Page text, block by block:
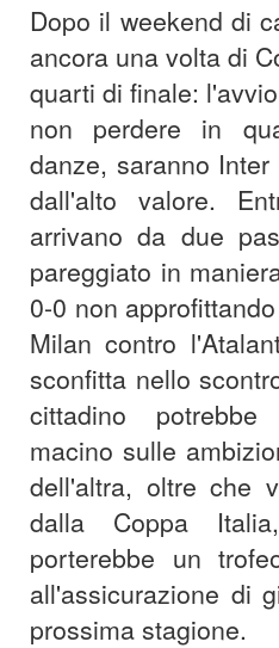
Dopo il weekend di
ancora una volta di
quarti di finale:
non perdere in
danze, saranno
dall'alto valore.
arrivano da due
pareggiato in
0-0 non
Milan contro
sconfitta nello
cittadino
macino sulle
dell'altra, oltre che
dalla Coppa
porterebbe un
all'assicurazione di
prossima stagione.